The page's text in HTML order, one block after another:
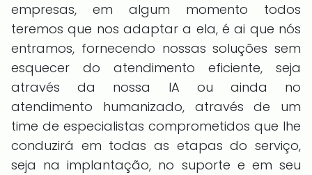
empresas, em algum momento todos
teremos que nos adaptar a ela, é ai que nós
entramos, fornecendo nossas soluções sem
esquecer do atendimento eficiente, seja
através da nossa IA ou ainda no
atendimento humanizado, através de um
time de especialistas comprometidos que lhe
conduzirá em todas as etapas do serviço,
seja na implantação, no suporte e em seu